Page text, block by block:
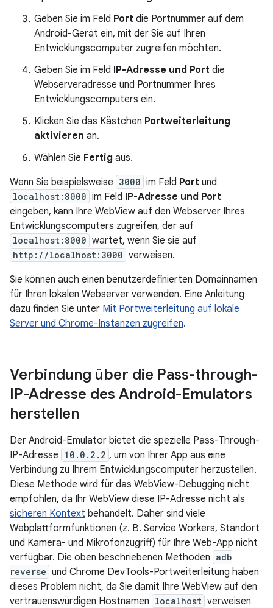
Geben Sie im Feld Port die Portnummer auf dem
Android-Gerät ein, mit der Sie auf Ihren
Entwicklungscomputer zugreifen möchten.
Geben Sie im Feld IP-Adresse und Port die
Webserveradresse und Portnummer Ihres
Entwicklungscomputers ein.
Klicken Sie das Kästchen Portweiterleitung
aktivieren an.
Wählen Sie Fertig aus.
Wenn Sie beispielsweise 3000 im Feld Port und
localhost:8000 im Feld IP-Adresse und Port
eingeben, kann Ihre WebView auf den Webserver Ihres
Entwicklungscomputers zugreifen, der auf
localhost:8000 wartet, wenn Sie sie auf
http://localhost:3000 verweisen.
Sie können auch einen benutzerdefinierten Domainnamen
für Ihren lokalen Webserver verwenden. Eine Anleitung
dazu finden Sie unter Mit Portweiterleitung auf lokale
Server und Chrome-Instanzen zugreifen.
Verbindung über die Pass-through-
IP-Adresse des Android-Emulators
herstellen
Der Android-Emulator bietet die spezielle Pass-Through-
IP-Adresse 10.0.2.2 , um von Ihrer App aus eine
Verbindung zu Ihrem Entwicklungscomputer herzustellen.
Diese Methode wird für das WebView-Debugging nicht
empfohlen, da Ihr WebView diese IP-Adresse nicht als
sicheren Kontext behandelt. Daher sind viele
Webplattformfunktionen (z. B. Service Workers, Standort
und Kamera- und Mikrofonzugriff) für Ihre Web-App nicht
verfügbar. Die oben beschriebenen Methoden adb
reverse und Chrome DevTools-Portweiterleitung haben
dieses Problem nicht, da Sie damit Ihre WebView auf den
vertrauenswürdigen Hostnamen localhost verweisen